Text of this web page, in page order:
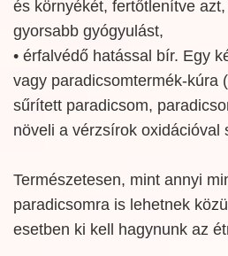
és környékét, fertőtlenítve
gyorsabb gyógyulást,
• érfalvédő hatással bír. Egy
vagy paradicsomtermék-kúra
sűrített paradicsom,
növeli a vérzsírok oxidációval
Természetesen, mint annyi
paradicsomra is lehetnek
esetben ki kell hagynunk az